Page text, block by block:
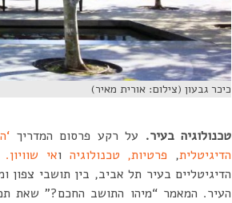
כיכר גבעון (צילום: אורית מאיר)
טכנולוגיה בעיר. על רקע פרסום המדריך
הדיגיטלית, פרטיות, טכנולוגיה ואי שוויון.
הדיגיטליים בעיר תל אביב, בין תושבי
העיר. המאמר “מיהו התושב החכם?” שאת